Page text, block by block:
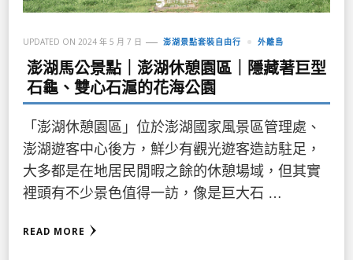
UPDATED ON 2024 年 5 月 7 日 澎湖景點套裝自由行 外離島
澎湖馬公景點｜澎湖休憩園區｜隱藏著巨型
石龜、雙心石滬的花海公園
「澎湖休憩園區」位於澎湖國家風景區管理處、
澎湖遊客中心後方，鮮少有觀光遊客造訪駐足，
大多都是在地居民閒暇之餘的休憩場域，但其實
裡頭有不少景色值得一訪，像是巨大石 …
READ MORE